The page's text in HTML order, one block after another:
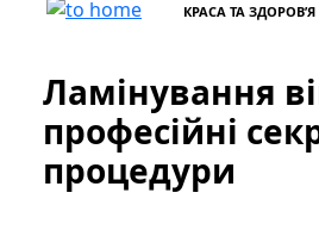
КРАСА ТА ЗДОРОВ’Я
Ламінування
професійні
процедури